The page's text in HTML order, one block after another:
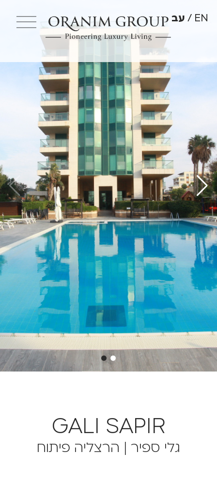
EN עב
GALI SAPIR
גלי ספיר | הרצליה פיתוח